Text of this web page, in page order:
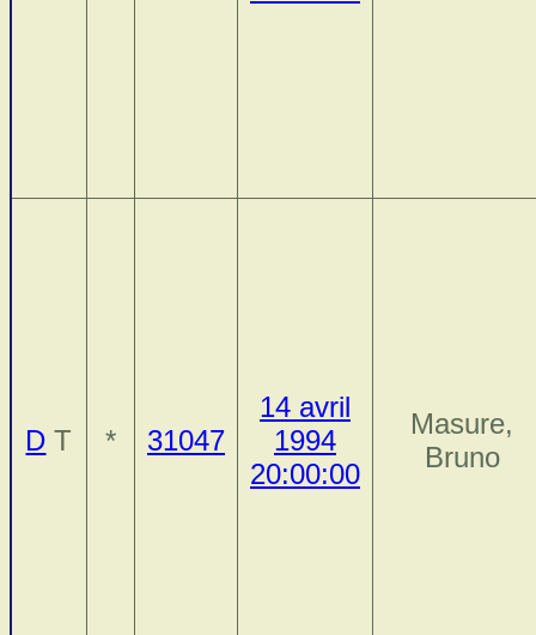
D T * 31047
14 avril
1994
20:00:00
Masure,
Bruno